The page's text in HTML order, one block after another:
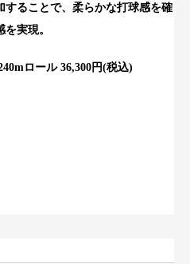
することで、柔らかな打球感を確
実現。
ロール 36,300円(税込)